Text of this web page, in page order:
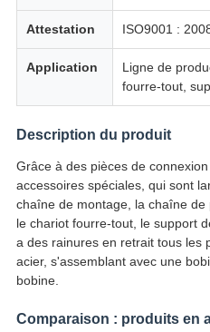
Attestation ISO9001 :
Application
Ligne de
fourre-tout,
Description du produit
Grâce à des pièces de
accessoires spéciales, qui sont
chaîne de montage, la chaîne
le chariot fourre-tout, le support
a des rainures en retrait tous les
acier, s'assemblant avec une
bobine.
Comparaison : produits en